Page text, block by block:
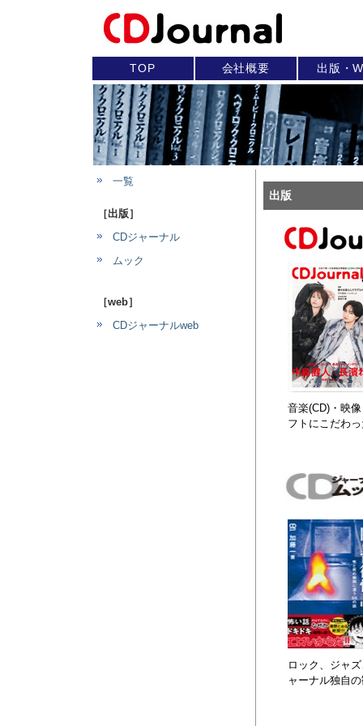
TOP 会社概要 出版・
一覧
［出版］
CDジャーナル
ムック
［web］
CDジャーナルweb
出版
音楽(CD)・映
フトにこだわ
ロック、ジャ
ャーナル独自